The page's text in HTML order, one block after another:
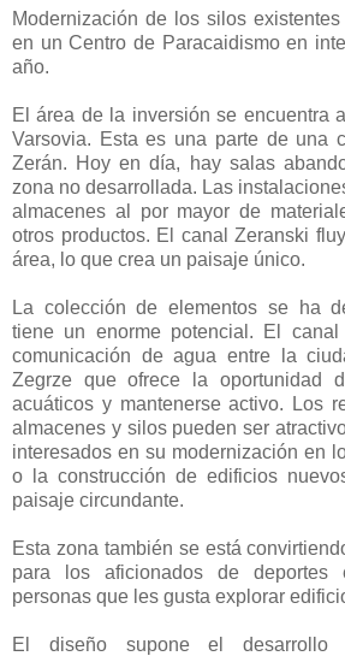
Modernización de los silos
en un Centro de Paracaidismo en
año.
El área de la inversión se encuentra
Varsovia. Esta es una parte de una
Zerán. Hoy en día, hay salas
zona no desarrollada. Las
almacenes al por mayor de
otros productos. El canal Zeranski
área, lo que crea un paisaje único.
La colección de elementos se ha
tiene un enorme potencial. El
comunicación de agua entre la
Zegrze que ofrece la oportunidad
acuáticos y mantenerse activo. Los
almacenes y silos pueden ser
interesados en su modernización en
o la construcción de edificios
paisaje circundante.
Esta zona también se está
para los aficionados de deportes
personas que les gusta explorar
El diseño supone el